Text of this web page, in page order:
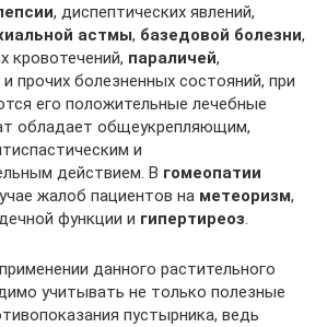
, диспептических явлений,
астмы, базедовой болезни,
кровотечений, параличей,
прочих болезненных состояний, при
его положительные лечебные
обладает общеукрепляющим,
и
действием. В гомеопатии
жалоб пациентов на метеоризм,
функции и гипертиреоз.
данного растительного
учитывать не только полезные
пустырника, ведь